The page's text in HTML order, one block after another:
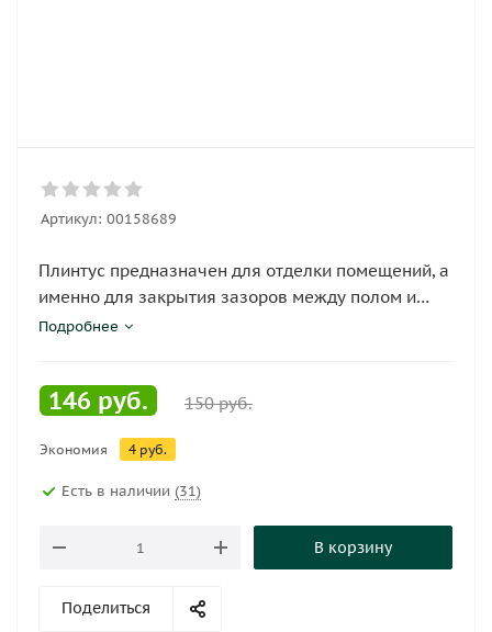
Артикул: 00158689
Плинтус предназначен для отделки помещений, а
именно для закрытия зазоров между полом и
стеной.
Подробнее
146 руб. 150руб.
Экономия 4 руб.
Есть в наличии (31)
В корзину
Поделиться